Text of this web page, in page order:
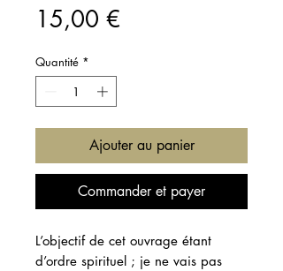
15,00 €
Quantité *
Ajouter au panier
Commander et payer
L’objectif de cet ouvrage étant
d’ordre spirituel ; je ne vais pas